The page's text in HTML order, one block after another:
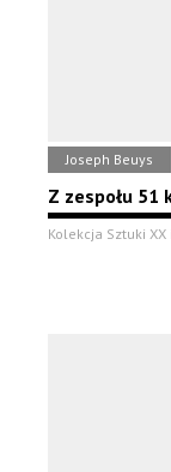
Joseph Beuys
Z zespołu 51
Kolekcja Sztuki XX